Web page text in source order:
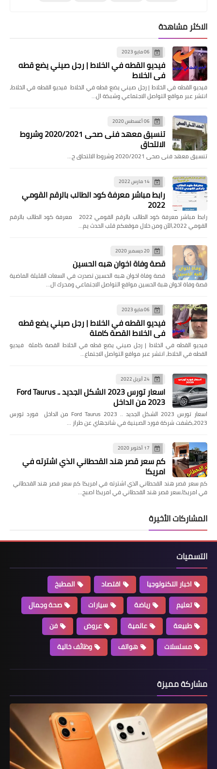
الاكثر مشاهدة
06 مايو 2023
فيديو القطه في الخلاط | رجل صيني يضع قطه
في الخلاط
فيديو القطه في الخلاط | رجل صيني يضع قطه في الخلاط فيديو القطه في الخلاط،
انتشر عبر مواقع التواصل الاجتماعي وشبكة ال…
06 أغسطس 2020
تنسيق معهد فنى صحى 2020/2021 وشروط
الالتحاق
تنسيق معهد فنى صحى 2020/2021 وشروط الالتحاق ح…
14 مارس 2022
رابط مباشر معرفة كود الطالب بالرقم القومي
2022
رابط مباشر معرفة كود الطالب بالرقم القومي 2022 معرفة كود الطالب بالرقم
القومي 2022،الآن ومن خلال موقعكم قلب الحدث يم…
20 ديسمبر 2020
قصة وفاة اخوان هبه الحسين
قصة وفاة اخوان هبه الحسين تصدرت في السعات القليلة الماضية
قصة وفاة اخوان هبة الحسين مواقع التواصل الاجتماعي ومحرك ال…
06 مايو 2023
فيديو القطه في الخلاط | رجل صيني يضع قطه
في الخلاط القصة كاملة
فيديو القطه في الخلاط | رجل صيني يضع قطه في الخلاط القصة كاملة فيديو
القطه في الخلاط، انتشر عبر مواقع التواصل الاجتماع…
24 أبريل 2022
اسعار تورس 2023 الشكل الجديد .. Ford Taurus
2023 من الداخل
اسعار تورس 2023 الشكل الجديد .. Ford Taurus 2023 من الداخل فورد تورس
2023،كشفت شركة فورد الصينية في شانجهاي عن طراز …
17 أكتوبر 2020
كم سعر قصر هند القحطاني الذي اشترته في
امريكا
كم سعر قصر هند القحطاني الذي اشترته في امريكا كم سعر قصر هند القحطاني
في امريكا,سعر قصر هند القحطاني في امريكا اصبح…
المشاركات الأخيرة
التسميات
اخبار التكنولوجيا اقتصاد
المطبخ
تعليم
رياضة سيارات
صحة وجمال
طبيعة
عالمية عروض
فن
مسلسلات
هواتف وظائف خالية
مشاركة مميزة